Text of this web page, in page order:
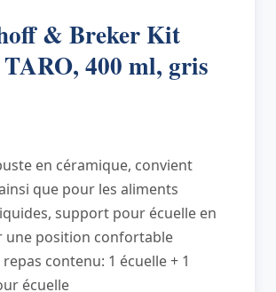
& Breker Kit
TARO, 400 ml, gris
en céramique, convient
que pour les aliments
support pour écuelle en
une position confortable
contenu: 1 écuelle + 1
écuelle